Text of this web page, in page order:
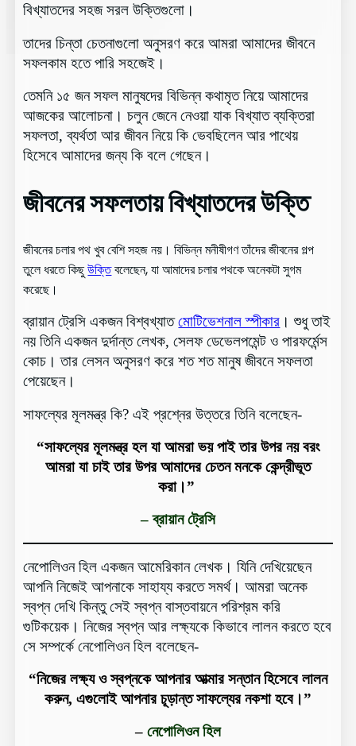
বিখ্যাতদের সহজ সরল উক্তিগুলো।
তাদের চিন্তা চেতনাগুলো অনুসরণ করে আমরা আমাদের জীবনে
সফলকাম হতে পারি সহজেই।
তেমনি ১৫ জন সফল মানুষদের বিভিন্নকথামৃতনিয়ে আমাদের
আজকের আলোচনা। চলুন জেনে নেওয়া যাক বিখ্যাত ব্যক্তিরা
সফলতা, ব্যর্থতা আর জীবন নিয়ে কি ভেবছিলেন আর পাথেয়
হিসেবে আমাদের জন্য কি বলে গেছেন।
জীবনের সফলতায় বিখ্যাতদের উক্তি
জীবনের চলার পথ খুব বেশি সহজ নয়। বিভিন্ন মনীষীগণ তাঁদের জীবনের গল্প
তুলে ধরতে কিছুউক্তিবলেছেন, যা আমাদের চলার পথকে অনেকটা সুগম
করেছে।
ব্রায়ান ট্রেসি একজন বিশ্বখ্যাতমোটিভেশনাল স্পীকার । শুধু তাই
নয় তিনি একজন দুর্দান্ত লেখক, সেলফ ডেভেলপমেন্ট ও পারফর্মেন্স
কোচ। তার লেসন অনুসরণ করে শত শত মানুষ জীবনে সফলতা
পেয়েছেন।
সাফল্যের মূলমন্ত্র কি? এই প্রশ্নের উত্তরে তিনি বলেছেন-
“সাফল্যের মূলমন্ত্র হল যা আমরা ভয় পাই তার উপর নয় বরং
আমরা যা চাই তার উপর আমাদের চেতন মনকে কেন্দ্রীভূত
করা।”
– ব্রায়ান ট্রেসি
নেপোলিওন হিল একজন আমেরিকান লেখক। যিনি দেখিয়েছেন
আপনি নিজেই আপনাকে সাহায্য করতে সমর্থ। আমরা অনেক
স্বপ্ন দেখি কিন্তু সেই স্বপ্ন বাস্তবায়নে পরিশ্রম করি
গুটিকয়েক। নিজের স্বপ্ন আর লক্ষ্যকে কিভাবে লালন করতে হবে
সে সম্পর্কে নেপোলিওন হিল বলেছেন-
“নিজের লক্ষ্য ও স্বপ্নকে আপনার আত্মার সন্তান হিসেবে লালন
করুন, এগুলোই আপনার চূড়ান্ত সাফল্যের নকশা হবে।”
– নেপোলিওন হিল